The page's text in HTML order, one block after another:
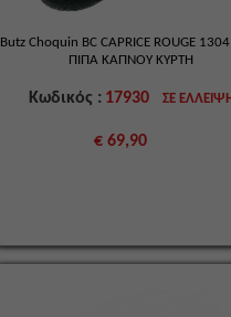
Butz Choquin BC CAPRICE ROUGE
ΠΙΠΑ ΚΑΠΝΟΥ ΚΥΡΤΗ
Κωδικός : 17930ΣΕ
€ 69,90